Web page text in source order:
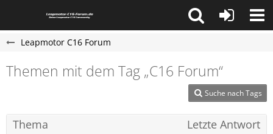
Leapmotor C16 Forum
Themen mit dem Tag „C16 Forum“
Suche nach Tags
Thema Letzte Antwort